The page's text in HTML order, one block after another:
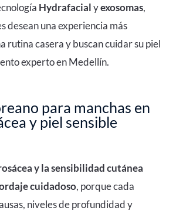
Hydrafacialyexosomas,
desean una experiencia más
rutina casera y buscan cuidar su piel
experto en Medellín.
para manchas en
y piel sensible
y la sensibilidad cutánea
cuidadoso, porque cada
niveles de profundidad y